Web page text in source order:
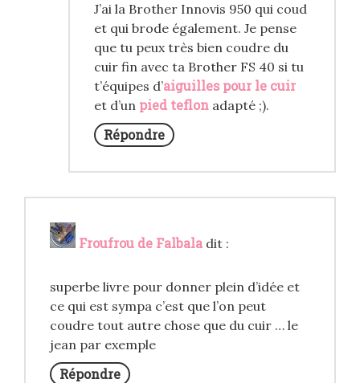
J’ai la Brother Innovis 950 qui coud
et qui brode également. Je pense
que tu peux très bien coudre du
cuir fin avec ta Brother FS 40 si tu
t’équipes d’aiguilles pour le cuir
et d’un pied teflon adapté ;).
Répondre
Froufrou de Falbala dit :
superbe livre pour donner plein d’idée et
ce qui est sympa c’est que l’on peut
coudre tout autre chose que du cuir … le
jean par exemple
Répondre